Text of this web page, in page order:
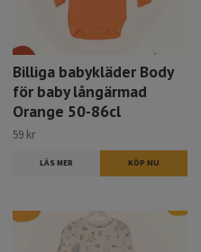
Billiga babykläder Body
för baby långärmad
Orange 50-86cl
59 kr
LÄS MER KÖP NU